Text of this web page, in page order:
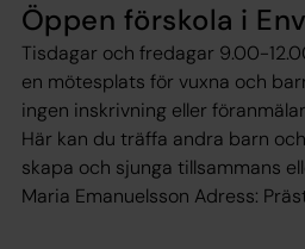
Öppen förskola i
Tisdagar och fredagar 9.00-
en mötesplats för vuxna och
ingen inskrivning eller
Här kan du träffa andra barn
skapa och sjunga tillsammans
Maria Emanuelsson Adress: